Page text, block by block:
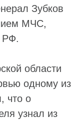
Зубков
МЧС,
РФ.
области
одному из
что о
узнал из